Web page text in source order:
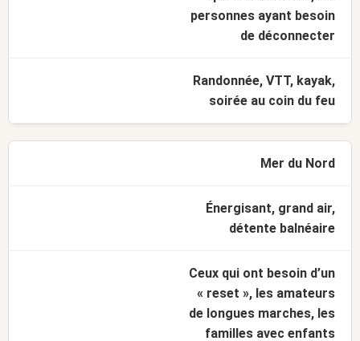
personnes ayant besoin
de déconnecter
Randonnée, VTT, kayak,
soirée au coin du feu
Mer du Nord
Énergisant, grand air,
détente balnéaire
Ceux qui ont besoin d’un
« reset », les amateurs
de longues marches, les
familles avec enfants